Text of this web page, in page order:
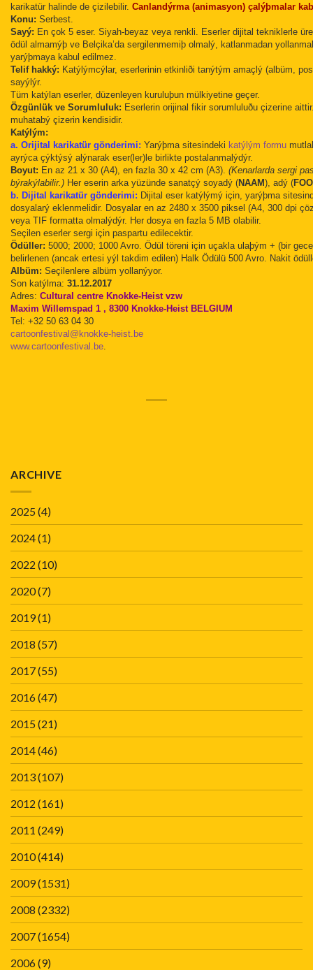
karikatür halinde de çizilebilir. Canlandýrma (animasyon) çalýþmalar
Konu: Serbest.
Sayý: En çok 5 eser. Siyah-beyaz veya renkli. Eserler dijital tekniklerle
ödül almamýþ ve Belçika’da sergilenmemiþ olmalý, katlanmadan
yarýþmaya kabul edilmez.
Telif hakký: Katýlýmcýlar, eserlerinin etkinliði tanýtým amaçlý (albüm,
sayýlýr.
Tüm katýlan eserler, düzenleyen kuruluþun mülkiyetine geçer.
Özgünlük ve Sorumluluk: Eserlerin orijinal fikir sorumluluðu çizerine
muhatabý çizerin kendisidir.
Katýlým:
a. Orijital karikatür gönderimi: Yarýþma sitesindeki katýlým formu
ayrýca çýktýsý alýnarak eser(ler)le birlikte postalanmalýdýr.
Boyut: En az 21 x 30 (A4), en fazla 30 x 42 cm (A3). (Kenarlarda sergi
býrakýlabilir.) Her eserin arka yüzünde sanatçý soyadý (NAAM), adý (
b. Dijital karikatür gönderimi: Dijital eser katýlýmý için, yarýþma
dosyalarý eklenmelidir. Dosyalar en az 2480 x 3500 piksel (A4, 300 dpi
veya TIF formatta olmalýdýr. Her dosya en fazla 5 MB olabilir.
Seçilen eserler sergi için paspartu edilecektir.
Ödüller: 5000; 2000; 1000 Avro. Ödül töreni için uçakla ulaþým + (bir
belirlenen (ancak ertesi yýl takdim edilen) Halk Ödülü 500 Avro. Nakit
Albüm: Seçilenlere albüm yollanýyor.
Son katýlma: 31.12.2017
Adres: Cultural centre Knokke-Heist vzw
Maxim Willemspad 1 , 8300 Knokke-Heist BELGIUM
Tel: +32 50 63 04 30
cartoonfestival@knokke-heist.be
www.cartoonfestival.be
ARCHIVE
2025(4)
2024(1)
2022 (10)
2020(7)
2019(1)
2018 (57)
2017(55)
2016(47)
2015(21)
2014(46)
2013(107)
2012 (161)
2011 (249)
2010(414)
2009(1531)
2008 (2332)
2007(1654)
2006(9)